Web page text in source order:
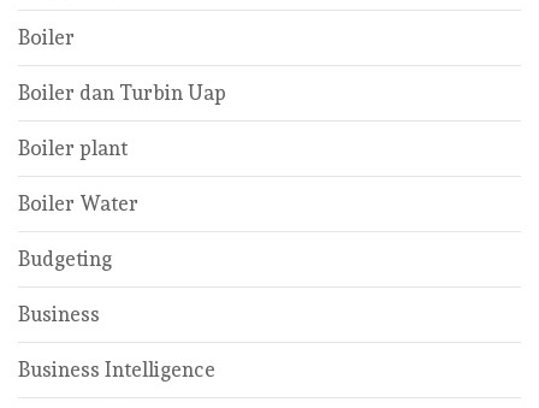
Boiler
Boiler dan Turbin Uap
Boiler plant
Boiler Water
Budgeting
Business
Business Intelligence